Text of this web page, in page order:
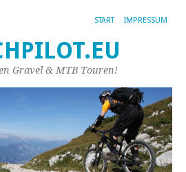
START IMPRESSUM
Gravel & MTB Touren!